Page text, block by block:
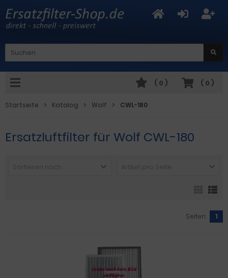
( 0 )
( 0 )
Startseite Katalog Wolf CWL-180
Ersatzluftfilter für Wolf CWL-180
Sortieren nach ... Artikel pro Seite
Seiten: 1